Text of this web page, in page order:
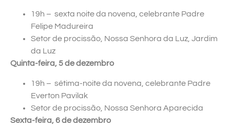
19h – sexta noite da novena, celebrante Padre
Felipe Madureira
Setor de procissão, Nossa Senhora da Luz, Jardim
da Luz
Quinta-feira, 5 de dezembro
19h – sétima-noite da novena, celebrante Padre
Everton Pavilak
Setor de procissão, Nossa Senhora Aparecida
Sexta-feira, 6 de dezembro